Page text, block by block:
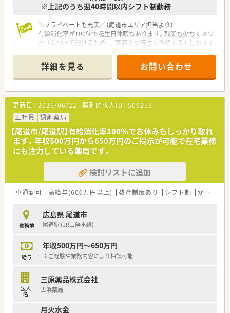
※上記のうち週40時間以内シフト制勤務
＼プライベートも充実／（尾道市エリア担当より）
有給消化率が100％で誕生日休暇もあります。残業も少なくメリ
ハリをつけて働けるため、ご家庭との両立を重視する方におすす
【店舗情報と応需状況について】
■尾道駅から車で19分ほどの場所にあり、近隣医療機関から内
科や循環器科の処方箋を1日20枚から30枚応需しています。
■外来業務だけでなく居宅や施設への在宅業務も行っており、地
域に根ざした医療サービスを提供しているやりがいのある店舗
です。
■現在は正社員1名とパート1名の薬剤師が在籍しており、少数
精鋭で協力し合いながら日々の業務に取り組んでいる環境で
す。
【法人特徴について】
■1976年設立で広島県東部を中心に24店舗を展開しており、毎
年店舗数を増やして安定した成長を続けている老舗企業です。
■管理栄養士や介護支援専門員など他職種も多数在籍しており、
います。
■社長が各店舗を頻繁に巡回しており、現場の意見を直接伝える
ことができるため風通しが非常に良く働きやすい会社です。
【こんな取り組みをしています】
■県内でいち早く認定栄養ケアステーションを取得し、日々の栄
■地域の方々に向けた健康フェアを定期的に開催しており、お薬
以外の面でも地域住民の健康増進を幅広くサポートしていま
■任意参加の社員旅行や日帰り旅行などを実施しており、従業員
詳細を見る お問い合わせ
更新日： 2026/06/22 薬剤師求人ID： 509253
正社員
調剤薬局
【尾道市/尾道駅】有給消化率100％でお休みもしっかり取れ
ます。年収500万円から650万円のご提示が可能で在宅業務
にも注力している薬局です。
検討リストに追加
車通勤可 高給与(600万円以上) 教育制度あり シフト制 かかりつけ薬剤師
勤務地
広島県 尾道市
尾道駅 (JR山陽本線)
給与
年収500万円～650万円
※ご経験や業務内容により相談可能
法人
名
三原薬品株式会社
古浜薬局
月火水金